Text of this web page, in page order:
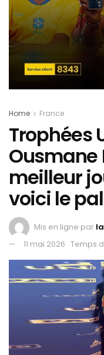
Home France
Trophées
Ousmane
meilleur
voici le
Mis en ligne par
11 mai 2026 Temps